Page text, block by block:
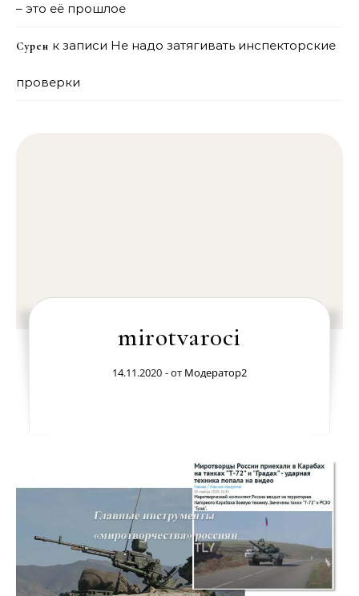
– это её прошлое
Сурен к записи Не надо затягивать инспекторские
проверки
mirotvar0ci
14.11.2020 - от Модератор2